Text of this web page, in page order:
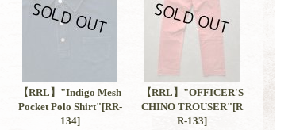
【RRL】"Indigo Mesh
Pocket Polo Shirt"[RR-
134]
【RRL】"OFFICER'S
CHINO TROUSER"[R
R-133]